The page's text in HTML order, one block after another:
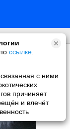
ссылке
с ними
причиняет
и влечёт